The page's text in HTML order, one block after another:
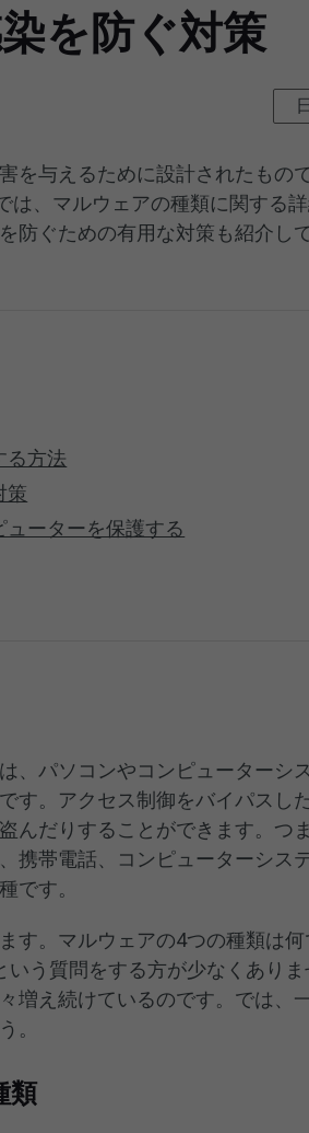
を防ぐ対策
を与えるために設計されたもの
は、マルウェアの種類に関する
防ぐための有用な対策も紹介し
る方法
策
ーターを保護する
、パソコンやコンピューターシ
す。アクセス制御をバイパスし
んだりすることができます。つ
携帯電話、コンピューターシス
です。
す。マルウェアの4つの種類は何
いう質問をする方が少なくあり
増え続けているのです。では、
。
類